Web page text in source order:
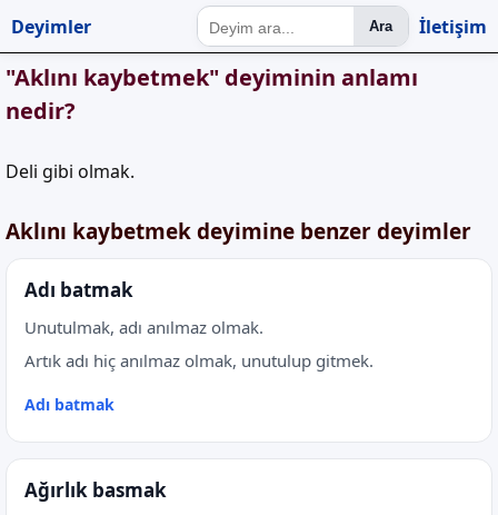
Deyimler Ara İletişim
"Aklını kaybetmek" deyiminin anlamı
nedir?
Deli gibi olmak.
Aklını kaybetmek deyimine benzer deyimler
Adı batmak
Unutulmak, adı anılmaz olmak.
Artık adı hiç anılmaz olmak, unutulup gitmek.
Adı batmak
Ağırlık basmak